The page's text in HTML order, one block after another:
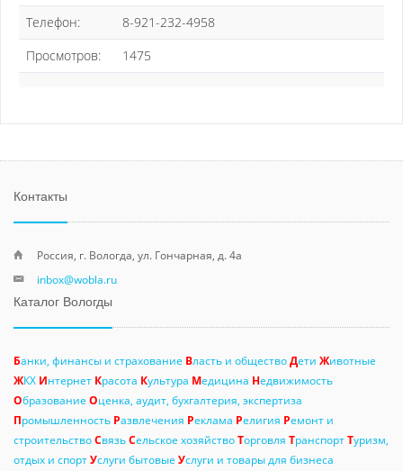
Телефон:
8-921-232-4958
Просмотров:
1475
Контакты
Россия, г. Вологда, ул. Гончарная, д. 4а
inbox@wobla.ru
Каталог Вологды
Банки, финансы и страхование Власть и обществоДети Животные
ЖКХ Интернет Красота Культура Медицина Недвижимость
Образование Оценка, аудит, бухгалтерия, экспертиза
Промышленность Развлечения Реклама Религия Ремонт и
строительствоСвязьСельское хозяйствоТорговля ТранспортТуризм,
отдых и спортУслуги бытовые Услуги и товары для бизнеса